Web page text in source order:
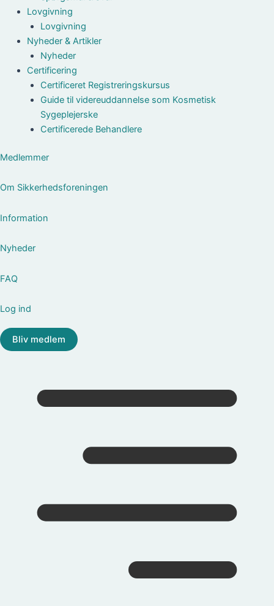
Lovgivning
Lovgivning
Nyheder & Artikler
Nyheder
Certificering
Certificeret Registreringskursus
Guide til videreuddannelse som Kosmetisk
Sygeplejerske
Certificerede Behandlere
Medlemmer
Om Sikkerhedsforeningen
Information
Nyheder
FAQ
Log ind
Bliv medlem